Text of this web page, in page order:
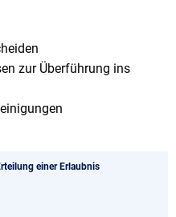
zur Überführung ins
einer Erlaubnis